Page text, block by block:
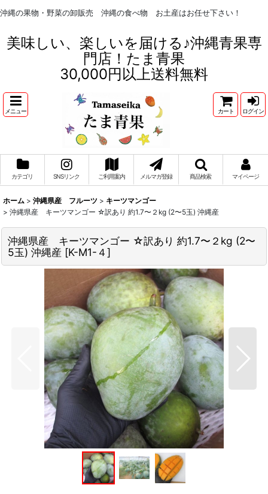
沖縄の果物・野菜の卸販売 沖縄の食べ物 お土産はお任せ下さい！
美味しい、楽しいを届ける♪沖縄青果専
門店！たま青果
30,000円以上送料無料
メニュー カート ログイン
カテゴリ SNSリンク ご利用案内 メルマガ登録 商品検索 マイページ
ホーム > 沖縄県産 フルーツ > キーツマンゴー
> 沖縄県産 キーツマンゴー ☆訳あり 約1.7〜２kg (2〜5玉) 沖縄産
沖縄県産 キーツマンゴー ☆訳あり 約1.7〜２kg (2〜
5玉) 沖縄産 [K-M1-４]